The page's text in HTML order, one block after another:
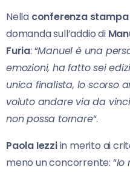
Nella conferenza stampa
domanda sull’addio di
Furia: “Manuel è una
emozioni, ha fatto sei
unica finalista, lo scorso
voluto andare via da
non possa tornare“.
Paola Iezziin merito ai
meno un concorrente: “Io